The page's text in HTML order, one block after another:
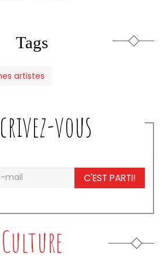
Tags
artistes
vous
C'EST PARTI!
Culture